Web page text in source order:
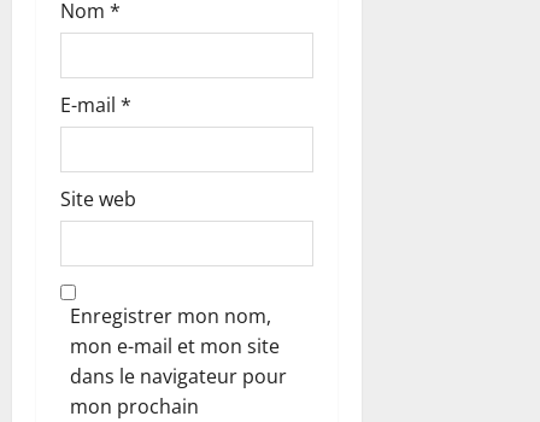
Nom *
E-mail *
Site web
Enregistrer mon nom,
mon e-mail et mon site
dans le navigateur pour
mon prochain